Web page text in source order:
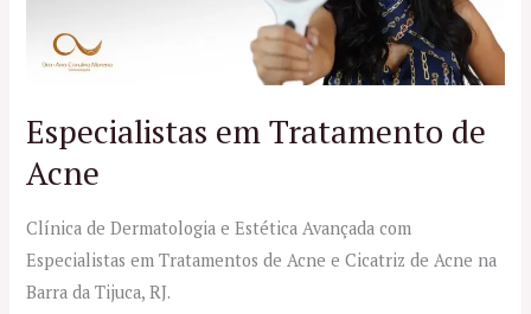
Especialistas em Tratamento de
Acne
Clínica de Dermatologia e Estética Avançada com
Especialistas em Tratamentos de Acne e Cicatriz de Acne na
Barra da Tijuca, RJ.